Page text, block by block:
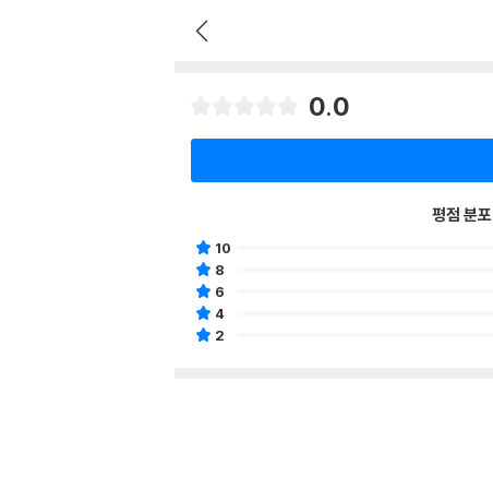
0.0
평점 분포
10
8
6
4
2